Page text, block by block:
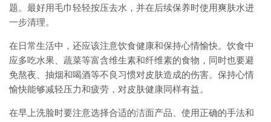
题。最好用毛巾轻轻按压去水，并在后续保养时使用爽肤水进
一步清理。
在日常生活中，还应该注意饮食健康和保持心情愉快。饮食中
应多吃水果、蔬菜等富含维生素和纤维素的食物，同时也要避
免熬夜、抽烟和喝酒等不良习惯对皮肤造成的伤害。保持心情
愉快能够减轻压力和疲劳，对皮肤健康同样有益。
在早上洗脸时要注意选择合适的洁面产品、使用正确的手法和